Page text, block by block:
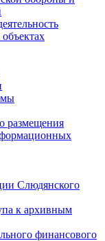
размещения
Слюдянского
к архивным
финансового